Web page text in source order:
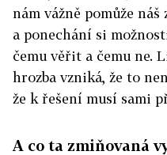
nám vážně pomůže
a ponechání si
čemu věřit a čemu ne.
hrozba vzniká, že to
že k řešení musí sami
A co ta zmiňovaná